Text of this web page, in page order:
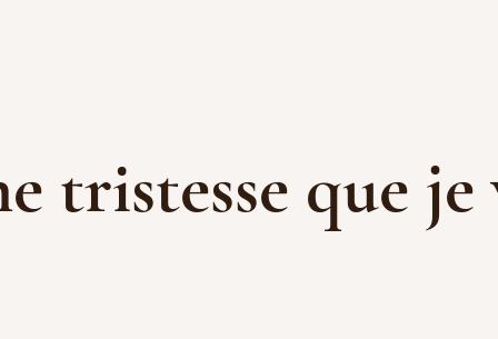
tristesse que